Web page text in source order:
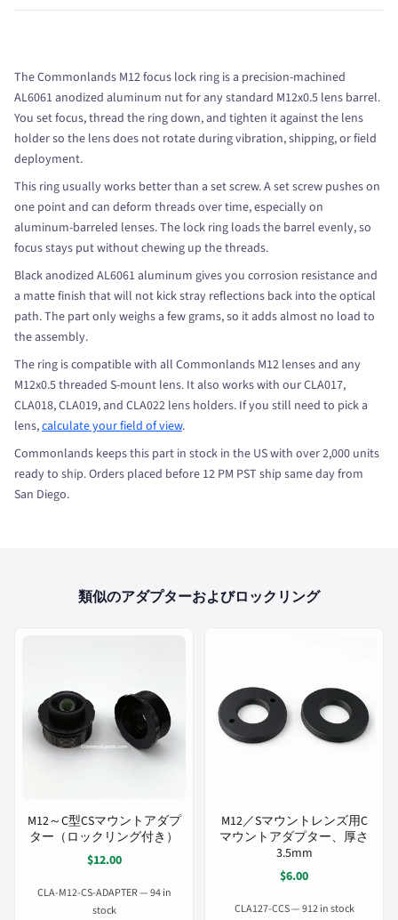
The Commonlands M12 focus lock ring is a precision-machined
AL6061 anodized aluminum nut for any standard M12x0.5 lens barrel.
You set focus, thread the ring down, and tighten it against the lens
holder so the lens does not rotate during vibration, shipping, or field
deployment.
This ring usually works better than a set screw. A set screw pushes on
one point and can deform threads over time, especially on
aluminum-barreled lenses. The lock ring loads the barrel evenly, so
focus stays put without chewing up the threads.
Black anodized AL6061 aluminum gives you corrosion resistance and
a matte finish that will not kick stray reflections back into the optical
path. The part only weighs a few grams, so it adds almost no load to
the assembly.
The ring is compatible with all Commonlands M12 lenses and any
M12x0.5 threaded S-mount lens. It also works with our CLA017,
CLA018, CLA019, and CLA022 lens holders. If you still need to pick a
lens,calculate your field of view.
Commonlands keeps this part in stock in the US with over 2,000 units
ready to ship. Orders placed before 12 PM PST ship same day from
San Diego.
類似のアダプターおよびロックリング
M12～C型CSマウントアダプ
ター（ロックリング付き）
$12.00
CLA-M12-CS-ADAPTER — 94 in
stock
M12／Sマウントレンズ用C
マウントアダプター、厚さ
3.5mm
$6.00
CLA127-CCS — 912 in stock